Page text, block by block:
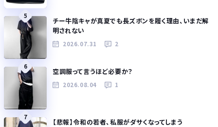
5
チー牛陰キャが真夏でも長ズボンを履く理由、いまだ解
明されない
2026.07.31 2
6
空調服って言うほど必要か？
2026.08.04 1
7
【悲報】令和の若者、私服がダサくなってしまう